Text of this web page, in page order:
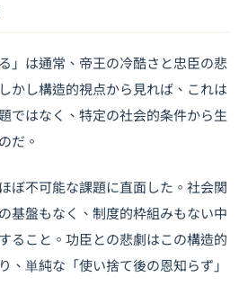
」は通常、帝王の冷酷さと忠臣の悲
かし構造的視点から見れば、これは
ではなく、特定の社会的条件から生
だ。
ぼ不可能な課題に直面した。社会関
基盤もなく、制度的枠組みもない中
ること。功臣との悲劇はこの構造的
、単純な「使い捨て後の恩知らず」